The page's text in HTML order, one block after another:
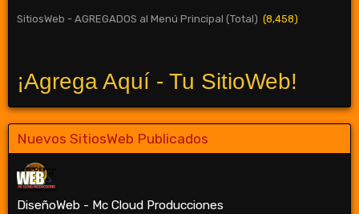
SitiosWeb - AGREGADOS al Menú Principal (Total) (8,458)
¡Agrega Aquí - Tu SitioWeb!
Nuevos SitiosWeb Publicados
DiseñoWeb - Mc Cloud Producciones